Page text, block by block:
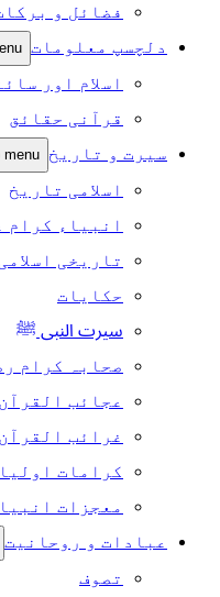
فضائل و
دلچسپ معلومات
اسلام اور
قرآنی حقائق
سیرت و تاریخ
menu
اسلامی تاریخ
انبیاء کرام
تاریخی
حکایات
سیرت النبی ﷺ
صحابہ کرام
عجائب القرآن
غرائب القرآن
کرامات
معجزات
عبادات و روحانیت
تصوف